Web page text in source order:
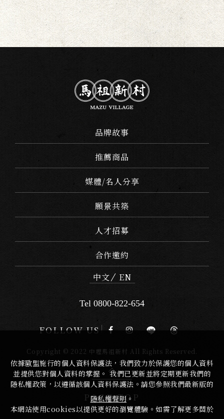
品牌故事
推薦商品
媒體/名人分享
願景共築
人才招募
合作邀約
中文
EN
Tel 0800-822-654
FOLLOW US
Copyright © 2022 中壢馬祖新村 All Rights Reserved.
PAGE TOP
依據歐盟施行的個人資料保護法，我們致力於保護您的個人資料
並提供您對個人資料的掌握。 我們已更新並將定期更新我們的
隱私權政策，以遵循該個人資料保護法。請您參照我們最新版的
隱私權聲明。
本網站使用cookies以提供更好的瀏覽體驗。如需了解更多關於